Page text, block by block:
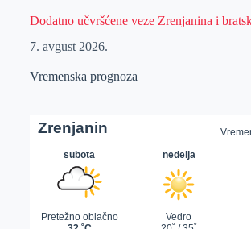
Dodatno učvršćene veze Zrenjanina i
7. avgust 2026.
Vremenska prognoza